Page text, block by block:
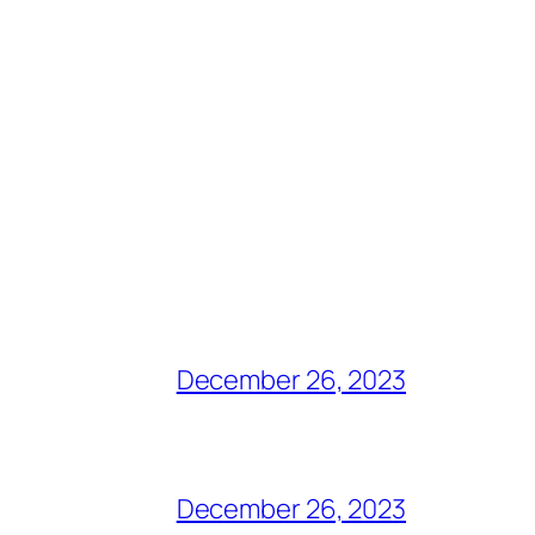
December 26, 2023
December 26, 2023